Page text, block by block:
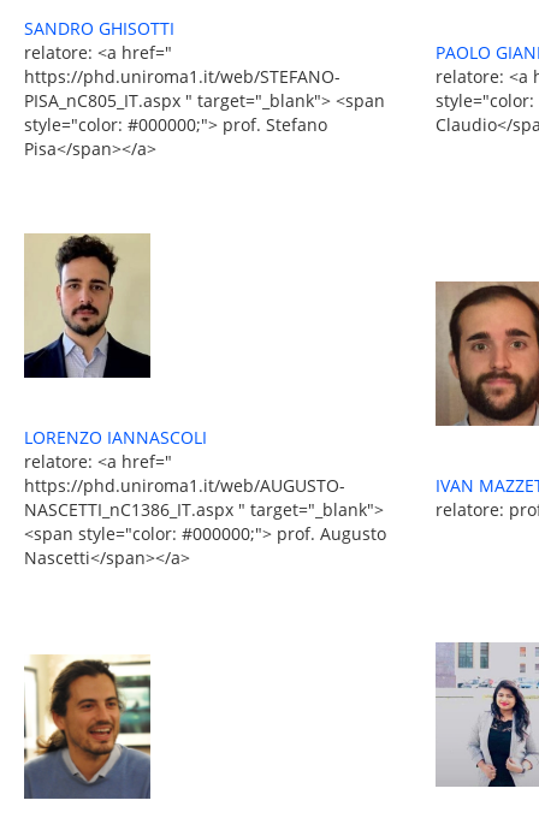
SANDRO GHISOTTI
relatore: <a href="
https://phd.uniroma1.it/web/STEFANO-
PISA_nC805_IT.aspx " target="_blank"> <span
style="color: #000000;"> prof. Stefano
Pisa</span></a>
PAOLO
relatore: <a
Claudio</
LORENZO IANNASCOLI
relatore: <a href="
https://phd.uniroma1.it/web/AUGUSTO-
NASCETTI_nC1386_IT.aspx " target="_blank">
<span style="color: #000000;"> prof. Augusto
Nascetti</span></a>
IVAN
relatore: